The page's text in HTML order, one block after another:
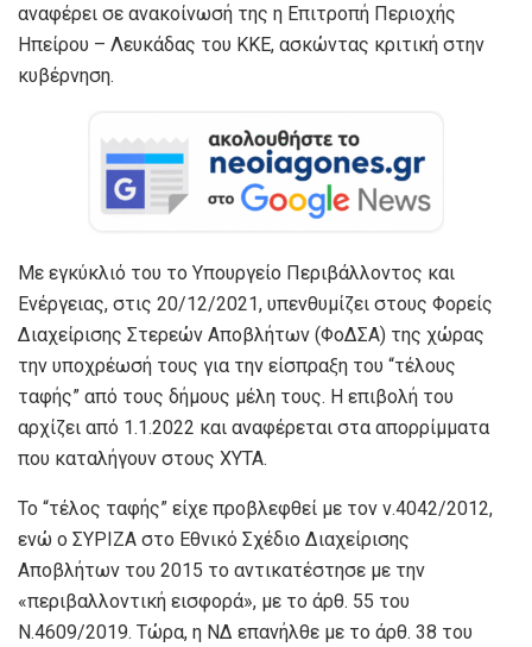
αναφέρει σε ανακοίνωσή της η Επιτροπή Περιοχής
Ηπείρου – Λευκάδας του ΚΚΕ, ασκώντας κριτική στην
κυβέρνηση.
Με εγκύκλιό του το Υπουργείο Περιβάλλοντος και
Ενέργειας, στις 20/12/2021, υπενθυμίζει στους Φορείς
Διαχείρισης Στερεών Αποβλήτων (ΦοΔΣΑ) της χώρας
την υποχρέωσή τους για την είσπραξη του “τέλους
ταφής” από τους δήμους μέλη τους. Η επιβολή του
αρχίζει από 1.1.2022 και αναφέρεται στα απορρίμματα
που καταλήγουν στους ΧΥΤΑ.
Το “τέλος ταφής” είχε προβλεφθεί με τον ν.4042/2012,
ενώ ο ΣΥΡΙΖΑ στο Εθνικό Σχέδιο Διαχείρισης
Αποβλήτων του 2015 το αντικατέστησε με την
«περιβαλλοντική εισφορά», με το άρθ. 55 του
Ν.4609/2019. Τώρα, η ΝΔ επανήλθε με το άρθ. 38 του